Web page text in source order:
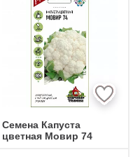
Семена Капуста
цветная Мовир 74